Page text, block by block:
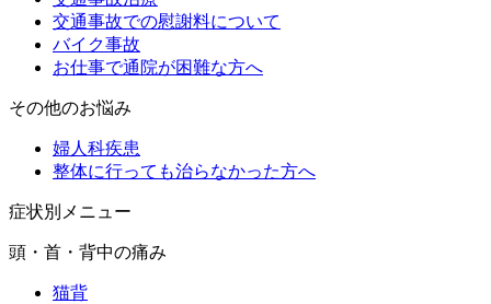
交通事故での慰謝料について
バイク事故
お仕事で通院が困難な方へ
その他のお悩み
婦人科疾患
整体に行っても治らなかった方へ
症状別メニュー
頭・首・背中の痛み
猫背